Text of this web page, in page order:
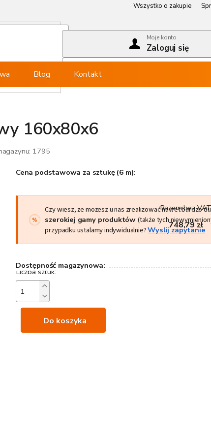
Wszystko o zakupie
Moje konto
Zaloguj się
Blog Kontakt
160x80x6
1795
Cena podstawowa za sztukę (6 m):
Czy wiesz, że możesz u nas zrealizować nawet bardzo
szerokiej gamy produktów (także tych
przypadku ustalamy indywidualnie?Wyslij zapytanie
Dostępność magazynowa:
Do koszyka
Razem bez
748,79 zł